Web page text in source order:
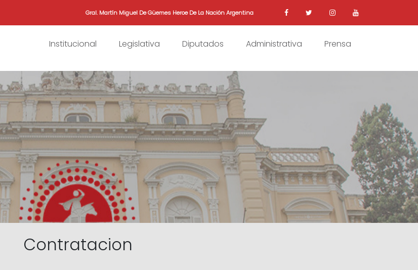
Gral. Martín Miguel De Güemes Heroe De La Nación Argentina
Institucional Legislativa Diputados Administrativa Prensa
Contratacion